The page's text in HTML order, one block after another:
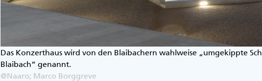
Das Konzerthaus wird von den Blaibachern wahlweise „umgekippte
Blaibach“ genannt.
@Naaro; Marco Borggreve